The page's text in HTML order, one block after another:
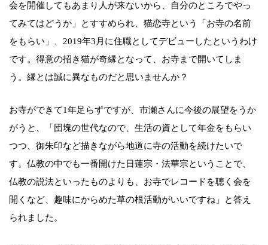
会を開催してもあまり人が来ないから、自分のところでやっ
てみてはどうか」とすすめられ、猫恋寺という「お寺の名前
をもらい」、2019年3月に住職としてデビューしたというわけ
です。得意の招き猫が奇縁となって、お寺まで開いてしま
う。縁とは誠に異なものだと思いませんか？
お寺ができて1年足らずですが、市瀬さんに今後の展望をうか
がうと、「団塊の世代なので、生活の資として年金をもらい
つつ、御朱印など描きながら地道に寺の活動を続けたいで
す。仏教の中でも一番開けた日蓮宗・法華宗ということで、
仏教の説法といったものよりも、お寺でレコードを聴く会を
開くなど、趣味にからめた草の根活動がいいですね」と答え
られました。